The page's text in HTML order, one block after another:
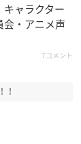
キャラクター
・アニメ声
7コメント
！